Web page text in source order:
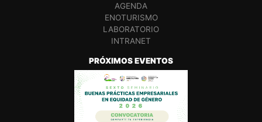
AGENDA
ENOTURISMO
LABORATORIO
INTRANET
PRÓXIMOS EVENTOS